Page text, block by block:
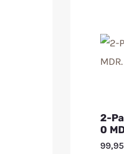
2-
0
99,95